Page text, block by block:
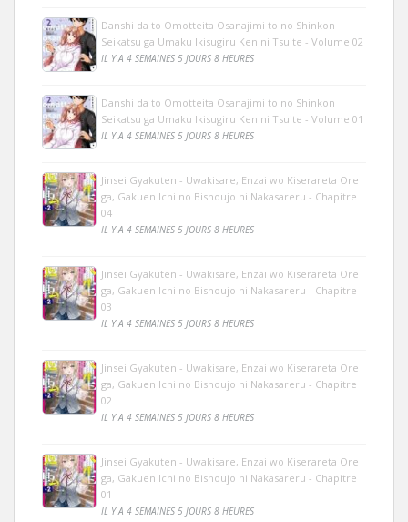
Danshi da to Omotteita Osanajimi to no Shinkon
Seikatsu ga Umaku Ikisugiru Ken ni Tsuite - Volume 02
IL Y A 4 SEMAINES 5 JOURS 8 HEURES
Danshi da to Omotteita Osanajimi to no Shinkon
Seikatsu ga Umaku Ikisugiru Ken ni Tsuite - Volume 01
IL Y A 4 SEMAINES 5 JOURS 8 HEURES
Jinsei Gyakuten - Uwakisare, Enzai wo Kiserareta Ore
ga, Gakuen Ichi no Bishoujo ni Nakasareru - Chapitre
04
IL Y A 4 SEMAINES 5 JOURS 8 HEURES
Jinsei Gyakuten - Uwakisare, Enzai wo Kiserareta Ore
ga, Gakuen Ichi no Bishoujo ni Nakasareru - Chapitre
03
IL Y A 4 SEMAINES 5 JOURS 8 HEURES
Jinsei Gyakuten - Uwakisare, Enzai wo Kiserareta Ore
ga, Gakuen Ichi no Bishoujo ni Nakasareru - Chapitre
02
IL Y A 4 SEMAINES 5 JOURS 8 HEURES
Jinsei Gyakuten - Uwakisare, Enzai wo Kiserareta Ore
ga, Gakuen Ichi no Bishoujo ni Nakasareru - Chapitre
01
IL Y A 4 SEMAINES 5 JOURS 8 HEURES